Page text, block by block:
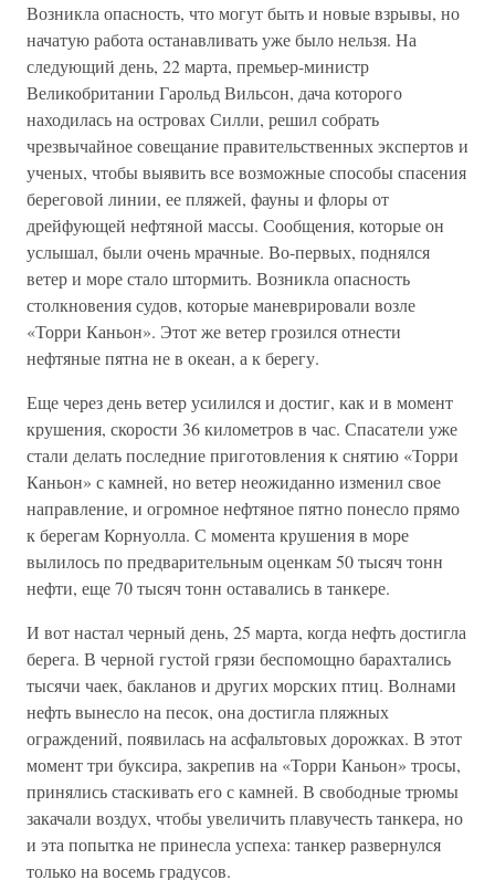
Возникла опасность, что могут быть и новые взрывы, но
начатую работа останавливать уже было нельзя. На
следующий день, 22 марта, премьер-министр
Великобритании Гарольд Вильсон, дача которого
находилась на островах Силли, решил собрать
чрезвычайное совещание правительственных экспертов и
ученых, чтобы выявить все возможные способы спасения
береговой линии, ее пляжей, фауны и флоры от
дрейфующей нефтяной массы. Сообщения, которые он
услышал, были очень мрачные. Во-первых, поднялся
ветер и море стало штормить. Возникла опасность
столкновения судов, которые маневрировали возле
«Торри Каньон». Этот же ветер грозился отнести
нефтяные пятна не в океан, а к берегу.
Еще через день ветер усилился и достиг, как и в момент
крушения, скорости 36 километров в час. Спасатели уже
стали делать последние приготовления к снятию «Торри
Каньон» с камней, но ветер неожиданно изменил свое
направление, и огромное нефтяное пятно понесло прямо
к берегам Корнуолла. С момента крушения в море
вылилось по предварительным оценкам 50 тысяч тонн
нефти, еще 70 тысяч тонн оставались в танкере.
И вот настал черный день, 25 марта, когда нефть достигла
берега. В черной густой грязи беспомощно барахтались
тысячи чаек, бакланов и других морских птиц. Волнами
нефть вынесло на песок, она достигла пляжных
ограждений, появилась на асфальтовых дорожках. В этот
момент три буксира, закрепив на «Торри Каньон» тросы,
принялись стаскивать его с камней. В свободные трюмы
закачали воздух, чтобы увеличить плавучесть танкера, но
и эта попытка не принесла успеха: танкер развернулся
только на восемь градусов.